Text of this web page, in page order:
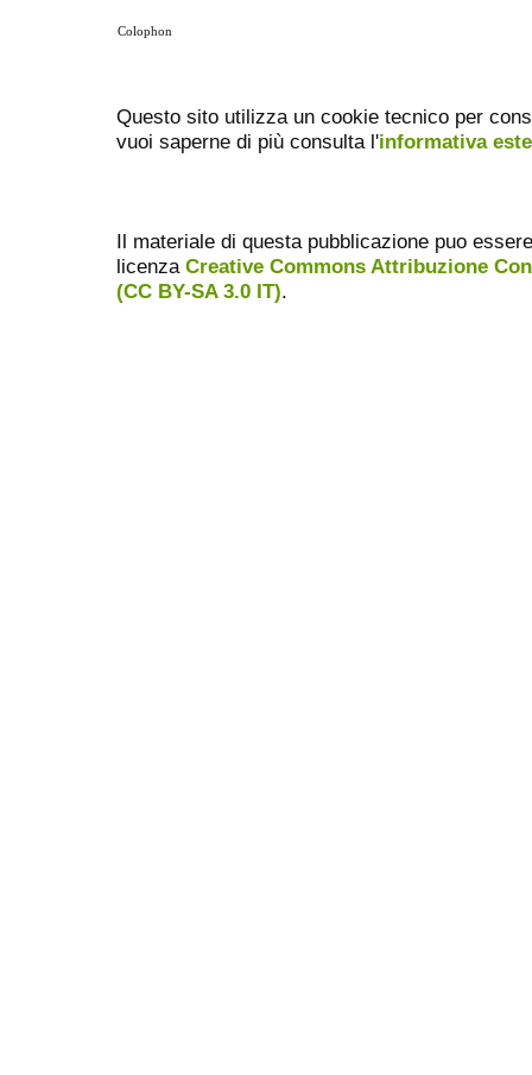
Colophon
Questo sito utilizza un cookie tecnico per
vuoi saperne di più consulta l'informativa
Il materiale di questa pubblicazione puo
licenza Creative Commons Attribuzione
(CC BY-SA 3.0 IT).